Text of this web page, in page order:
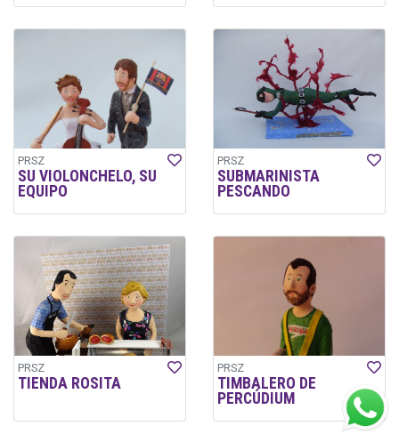
PRSZ
SU VIOLONCHELO, SU
EQUIPO
PRSZ
SUBMARINISTA
PESCANDO
PRSZ
TIENDA ROSITA
PRSZ
TIMBALERO DE
PERCÚDIUM